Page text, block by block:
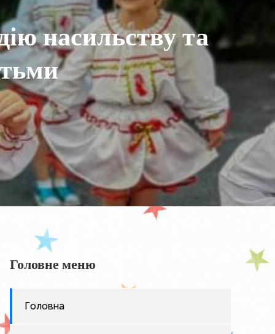
насильству та
Головне меню
Головна